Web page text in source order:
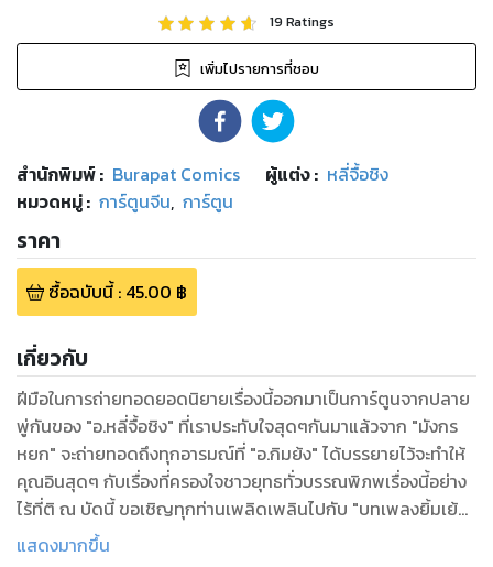
19Ratings
เพิ่มไปรายการที่ชอบ
สำนักพิมพ์: Burapat Comics ผู้แต่ง : หลี่จื้อชิง
หมวดหมู่: การ์ตูนจีน, การ์ตูน
ราคา
ซื้อฉบับนี้: 45.00 ฿
เกี่ยวกับ
ฝีมือในการถ่ายทอดยอดนิยายเรื่องนี้ออกมาเป็นการ์ตูนจากปลาย
พู่กันของ "อ.หลี่จื้อชิง" ที่เราประทับใจสุดๆกันมาแล้วจาก "มังกร
หยก" จะถ่ายทอดถึงทุกอารมณ์ที่ "อ.กิมย้ง" ได้บรรยายไว้จะทำให้
คุณอินสุดๆ กับเรื่องที่ครองใจชาวยุทธทั่วบรรณพิภพเรื่องนี้อย่าง
ไร้ที่ติ ณ บัดนี้ ขอเชิญทุกท่านเพลิดเพลินไปกับ "บทเพลงยิ้มเย้ย
ยุทธจักร", "จอมยุทธหนุ่มเจ้าสำราญ", "วิญญูชนจอมปลอม",
แสดงมากขึ้น